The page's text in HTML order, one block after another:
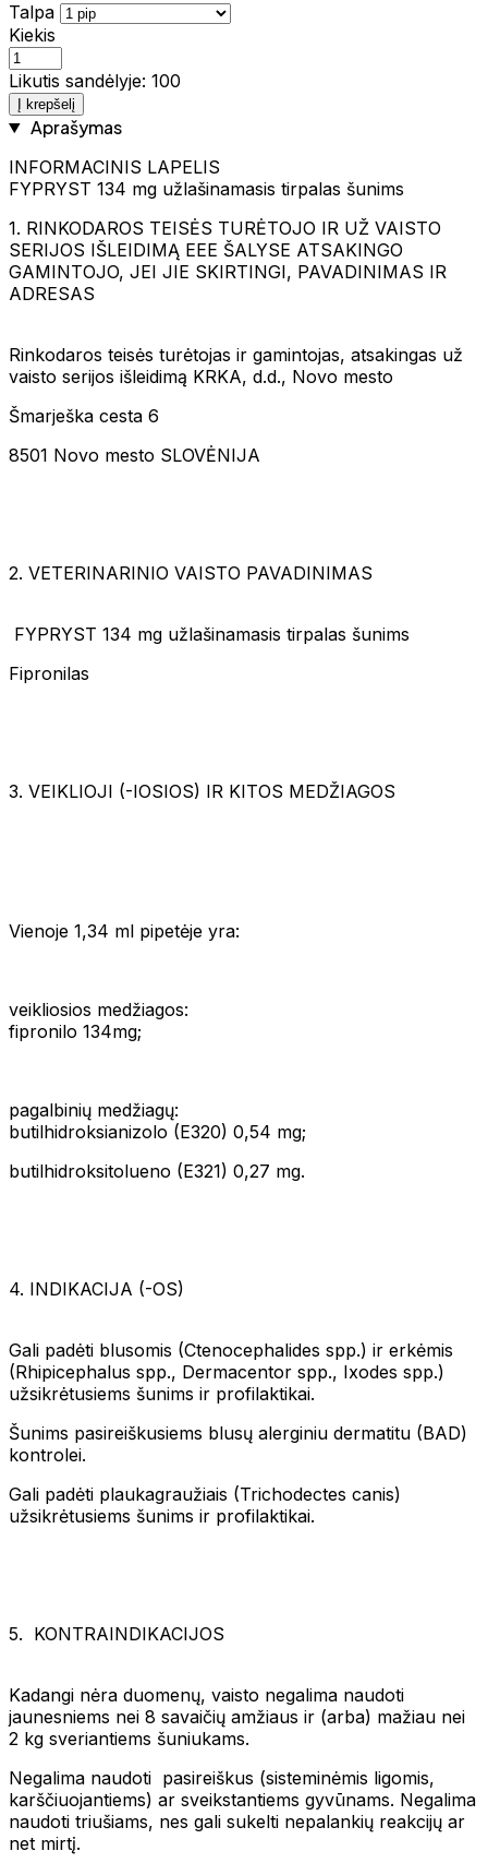
Talpa
Kiekis
Likutis sandėlyje: 100
Į krepšelį
Aprašymas
INFORMACINIS LAPELIS
FYPRYST 134 mg užlašinamasis tirpalas šunims
1. RINKODAROS TEISĖS TURĖTOJO IR UŽ VAISTO
SERIJOS IŠLEIDIMĄ EEE ŠALYSE ATSAKINGO
GAMINTOJO, JEI JIE SKIRTINGI, PAVADINIMAS IR
ADRESAS
Rinkodaros teisės turėtojas ir gamintojas, atsakingas už
vaisto serijos išleidimą KRKA, d.d., Novo mesto
Šmarješka cesta 6
8501 Novo mesto SLOVĖNIJA
2. VETERINARINIO VAISTO PAVADINIMAS
FYPRYST 134 mg užlašinamasis tirpalas šunims
Fipronilas
3. VEIKLIOJI (-IOSIOS) IR KITOS MEDŽIAGOS
Vienoje 1,34 ml pipetėje yra:
veikliosios medžiagos:
fipronilo 134mg;
pagalbinių medžiagų:
butilhidroksianizolo (E320) 0,54 mg;
butilhidroksitolueno (E321) 0,27 mg.
4. INDIKACIJA (-OS)
Gali padėti blusomis (Ctenocephalides spp.) ir erkėmis
(Rhipicephalus spp., Dermacentor spp., Ixodes spp.)
užsikrėtusiems šunims ir profilaktikai.
Šunims pasireiškusiems blusų alerginiu dermatitu (BAD)
kontrolei.
Gali padėti plaukagraužiais (Trichodectes canis)
užsikrėtusiems šunims ir profilaktikai.
5. KONTRAINDIKACIJOS
Kadangi nėra duomenų, vaisto negalima naudoti
jaunesniems nei 8 savaičių amžiaus ir (arba) mažiau nei
2 kg sveriantiems šuniukams.
Negalima naudoti pasireiškus (sisteminėmis ligomis,
karščiuojantiems) ar sveikstantiems gyvūnams. Negalima
naudoti triušiams, nes gali sukelti nepalankių reakcijų ar
net mirtį.